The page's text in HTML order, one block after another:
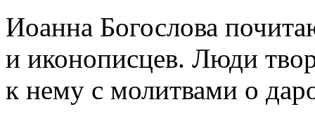
Иоанна Богослова
и иконописцев. Люди
к нему с молитвами о